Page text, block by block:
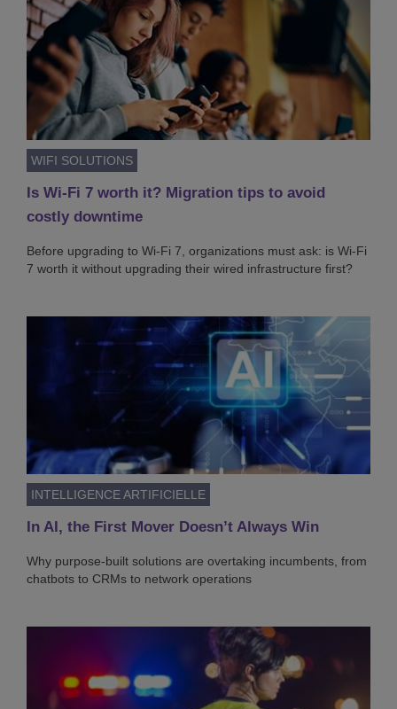
WIFI SOLUTIONS
Is Wi-Fi 7 worth it? Migration tips to avoid
costly downtime
Before upgrading to Wi-Fi 7, organizations must ask: is Wi-Fi
7 worth it without upgrading their wired infrastructure first?
INTELLIGENCE ARTIFICIELLE
In AI, the First Mover Doesn’t Always Win
Why purpose-built solutions are overtaking incumbents, from
chatbots to CRMs to network operations